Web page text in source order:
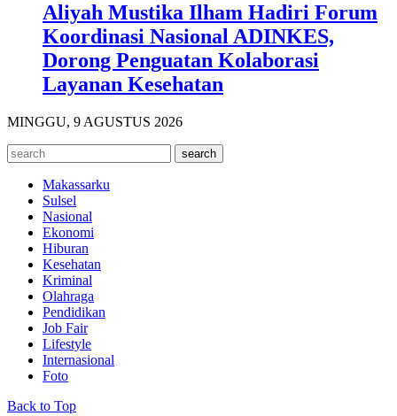
Aliyah Mustika Ilham Hadiri Forum
Koordinasi Nasional ADINKES,
Dorong Penguatan Kolaborasi
Layanan Kesehatan
MINGGU, 9 AGUSTUS 2026
Makassarku
Sulsel
Nasional
Ekonomi
Hiburan
Kesehatan
Kriminal
Olahraga
Pendidikan
Job Fair
Lifestyle
Internasional
Foto
Back to Top